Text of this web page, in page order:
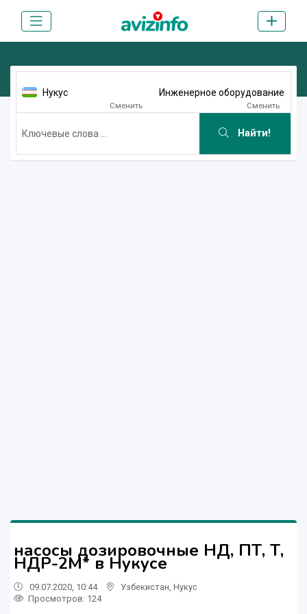
Нукус
Сменить
Инженерное оборудование
Сменить
Найти!
насосы дозировочные НД, ПТ, Т,
НДР-2М* в Нукусе
09.07.2020, 10:44 Узбекистан Нукус
Просмотров: 124